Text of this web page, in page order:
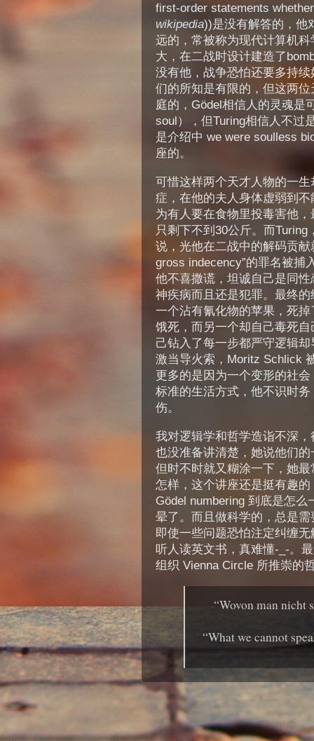
first-order statements
wikipedia))是没有解答的，他
远的，常被称为现代计算机
大，在二战时设计建造了
没有他，战争恐怕还要多持
们的所知是有限的，但这两
庭的，Gödel相信人的灵魂是
soul），但Turing相信人不过
是介绍中 we were soulless
座的。
可惜这样两个天才人物的一
症，在他的夫人身体虚弱到
为有人要在食物里投毒害他
只剩下不到30公斤。而
说，光他在二战中的解码贡
gross indecency”的罪名被捕
他不喜撒谎，坦诚自己是同
神疾病而且还是犯罪。最终
一个沾有氰化物的苹果，死
饿死，而另一个却自己毒死
己钻入了每一步都严守逻辑
激当导火索，Moritz Schlick
更多的是因为一个变形的社
标准的生活方式，他不识时
伤。
我对逻辑学和哲学造诣不深
也没准备讲清楚，她说他们
但时不时就又糊涂一下，她
怎样，这个讲座还是挺有趣
Gödel numbering 到底是怎
晕了。而且做科学的，总是
即使一些问题恐怕注定纠缠
听人读英文书，真难懂-_-。
组织 Vienna Circle 所推崇的
“Wovon man nicht
“What we cannot